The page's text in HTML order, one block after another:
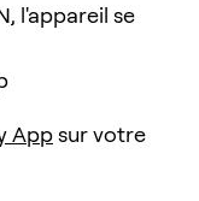
l'appareil se
Appsur votre